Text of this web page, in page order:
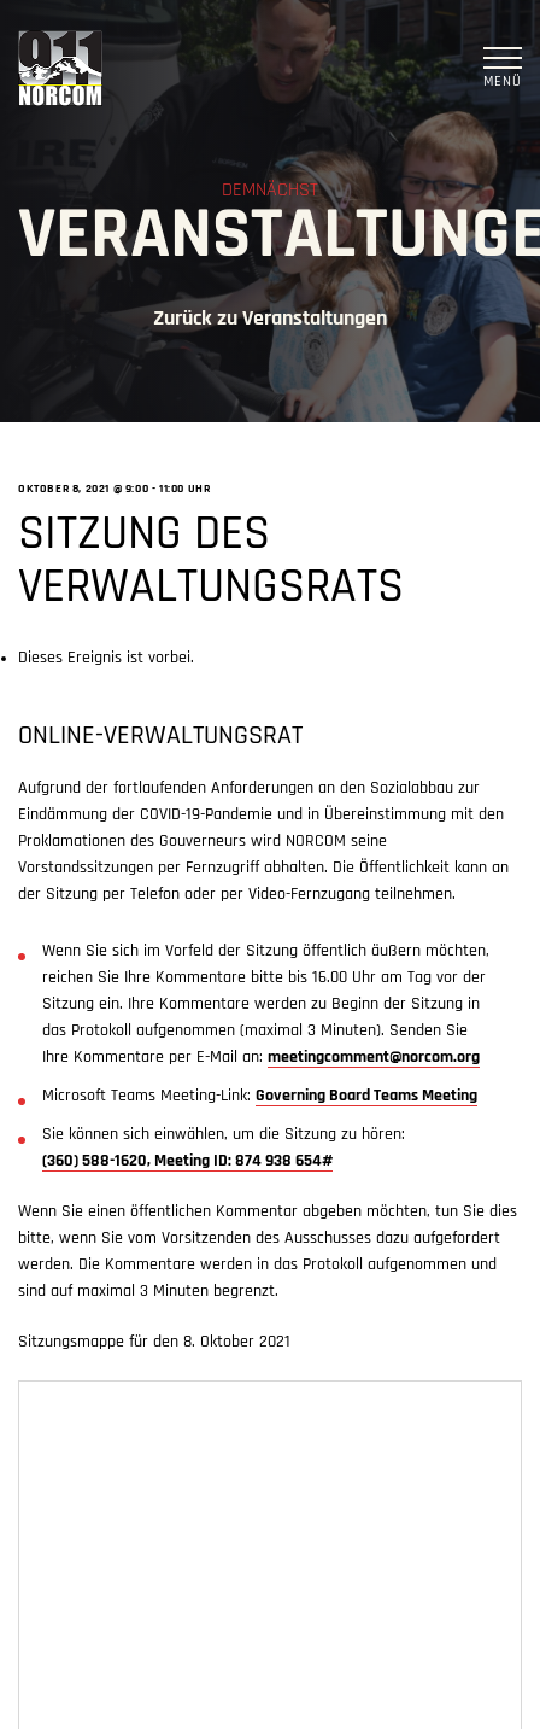
MENÜ
DEMNÄCHST
Zurück zu Veranstaltungen
OKTOBER 8, 2021 @ 9:00 -11:00 UHR
SITZUNG DES
VERWALTUNGSRATS
Dieses Ereignis ist vorbei.
ONLINE-VERWALTUNGSRAT
Aufgrund der fortlaufenden Anforderungen an den Sozialabbau zur
Eindämmung der COVID-19-Pandemie und in Übereinstimmung mit den
Proklamationen des Gouverneurs wird NORCOM seine
Vorstandssitzungen per Fernzugriff abhalten. Die Öffentlichkeit kann an
der Sitzung per Telefon oder per Video-Fernzugang teilnehmen.
Wenn Sie sich im Vorfeld der Sitzung öffentlich äußern möchten,
reichen Sie Ihre Kommentare bitte bis 16.00 Uhr am Tag vor der
Sitzung ein. Ihre Kommentare werden zu Beginn der Sitzung in
das Protokoll aufgenommen (maximal 3 Minuten). Senden Sie
Ihre Kommentare per E-Mail an: meetingcomment@norcom.org
Microsoft Teams Meeting-Link: Governing Board Teams Meeting
Sie können sich einwählen, um die Sitzung zu hören:
(360) 588-1620, Meeting ID: 874 938 654#
Wenn Sie einen öffentlichen Kommentar abgeben möchten, tun Sie dies
bitte, wenn Sie vom Vorsitzenden des Ausschusses dazu aufgefordert
werden. Die Kommentare werden in das Protokoll aufgenommen und
sind auf maximal 3 Minuten begrenzt.
Sitzungsmappe für den 8. Oktober 2021